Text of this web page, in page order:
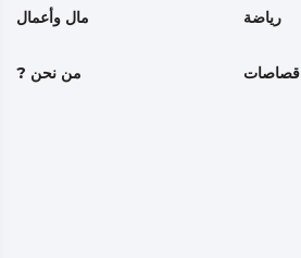
رياضة مال وأعمال
قصاصات من نحن ?